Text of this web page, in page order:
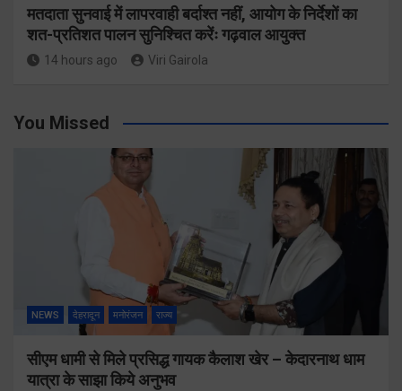
मतदाता सुनवाई में लापरवाही बर्दाश्त नहीं, आयोग के निर्देशों का
शत-प्रतिशत पालन सुनिश्चित करेंः गढ़वाल आयुक्त
14 hours ago Viri Gairola
You Missed
NEWS देहरादून मनोरंजन राज्य
सीएम धामी से मिले प्रसिद्ध गायक कैलाश खेर – केदारनाथ धाम
यात्रा के साझा किये अनुभव